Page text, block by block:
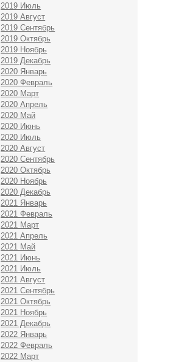
2019 Июль
2019 Август
2019 Сентябрь
2019 Октябрь
2019 Ноябрь
2019 Декабрь
2020 Январь
2020 Февраль
2020 Март
2020 Апрель
2020 Май
2020 Июнь
2020 Июль
2020 Август
2020 Сентябрь
2020 Октябрь
2020 Ноябрь
2020 Декабрь
2021 Январь
2021 Февраль
2021 Март
2021 Апрель
2021 Май
2021 Июнь
2021 Июль
2021 Август
2021 Сентябрь
2021 Октябрь
2021 Ноябрь
2021 Декабрь
2022 Январь
2022 Февраль
2022 Март